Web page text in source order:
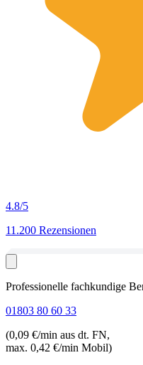
4.8/5
11.200 Rezensionen
Professionelle fachkundige
01803 80 60 33
(0,09 €/min aus dt. FN,
max. 0,42 €/min Mobil)